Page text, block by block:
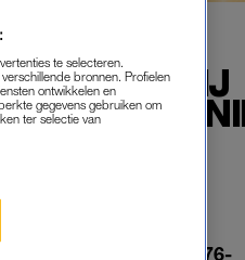
BIJ
MAG
gebeurde nadat de 76-
te selecteren.
bronnen. Profielen
ontwikkelen en
gegevens gebruiken om
ter selectie van